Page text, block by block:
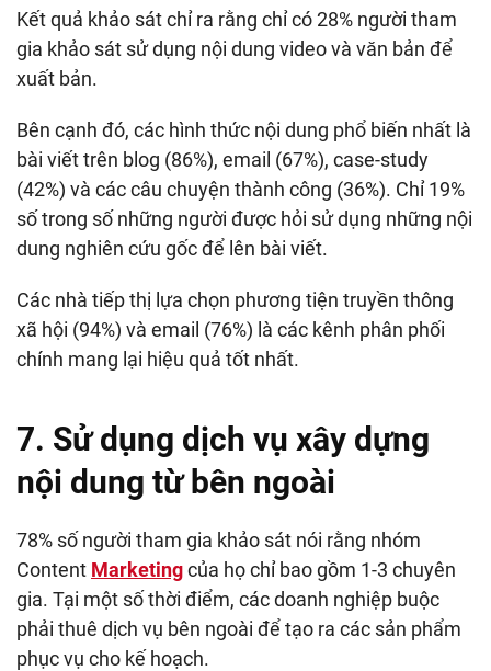
Kết quả khảo sát chỉ ra rằng chỉ có 28% người tham
gia khảo sát sử dụng nội dung video và văn bản để
xuất bản.
Bên cạnh đó, các hình thức nội dung phổ biến nhất là
bài viết trên blog (86%), email (67%), case-study
(42%) và các câu chuyện thành công (36%). Chỉ 19%
số trong số những người được hỏi sử dụng những nội
dung nghiên cứu gốc để lên bài viết.
Các nhà tiếp thị lựa chọn phương tiện truyền thông
xã hội (94%) và email (76%) là các kênh phân phối
chính mang lại hiệu quả tốt nhất.
7. Sử dụng dịch vụ xây dựng
nội dung từ bên ngoài
78% số người tham gia khảo sát nói rằng nhóm
Content Marketingcủa họ chỉ bao gồm 1-3 chuyên
gia. Tại một số thời điểm, các doanh nghiệp buộc
phải thuê dịch vụ bên ngoài để tạo ra các sản phẩm
phục vụ cho kế hoạch.